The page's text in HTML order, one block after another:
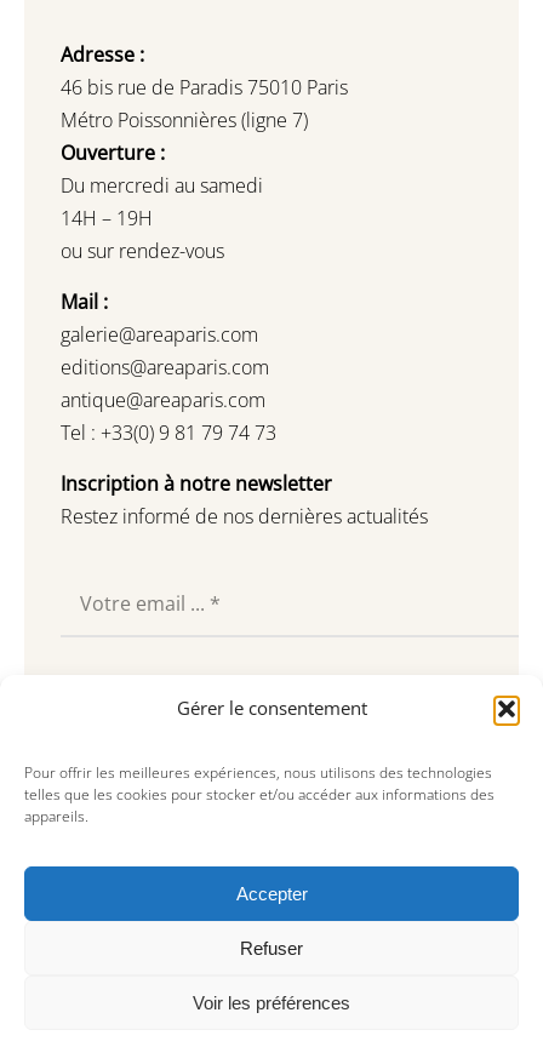
Gérer le consentement
Pour offrir les meilleures expériences, nous utilisons des technologies
telles que les cookies pour stocker et/ou accéder aux informations des
appareils.
Accepter
Refuser
Voir les préférences
Adresse :
46 bis rue de Paradis 75010 Paris
Métro Poissonnières (ligne 7)
Ouverture :
Du mercredi au samedi
14H – 19H
ou sur rendez-vous
Mail :
galerie@areaparis.com
editions@areaparis.com
antique@areaparis.com
Tel : +33(0) 9 81 79 74 73
Inscription à notre newsletter
Restez informé de nos dernières actualités
Souscrire